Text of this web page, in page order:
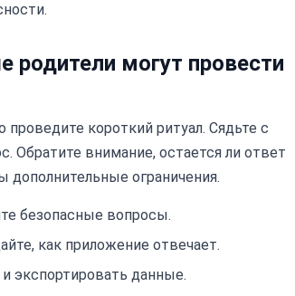
родители могут провести
короткий ритуал. Сядьте с
Обратите внимание, остается ли ответ
ограничения.
безопасные вопросы.
как приложение отвечает.
экспортировать данные.